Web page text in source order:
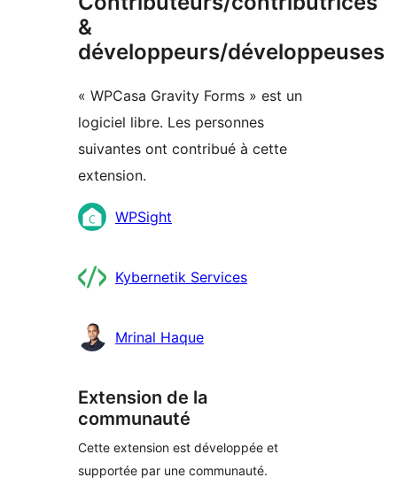
&
développeurs/développeuses
« WPCasa Gravity Forms » est un
logiciel libre. Les personnes
suivantes ont contribué à cette
extension.
Contributeurs
WPSight
Kybernetik Services
Mrinal Haque
Extension de la
communauté
Cette extension est développée et
supportée par une communauté.